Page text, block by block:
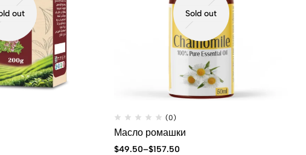
out Sold out
(0)
Масло ромашки
$49.50–$157.50